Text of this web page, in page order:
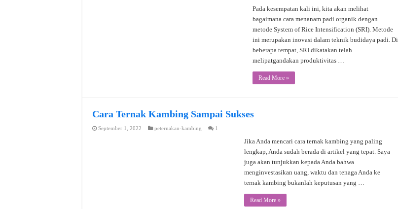
Pada kesempatan kali ini, kita akan melihat
bagaimana cara menanam padi organik dengan
metode System of Rice Intensification (SRI). Metode
ini merupakan inovasi dalam teknik budidaya padi. Di
beberapa tempat, SRI dikatakan telah
melipatgandakan produktivitas …
Read More »
Cara Ternak Kambing Sampai Sukses
September 1, 2022 peternakan-kambing 1
Jika Anda mencari cara ternak kambing yang paling
lengkap, Anda sudah berada di artikel yang tepat. Saya
juga akan tunjukkan kepada Anda bahwa
menginvestasikan uang, waktu dan tenaga Anda ke
ternak kambing bukanlah keputusan yang …
Read More »